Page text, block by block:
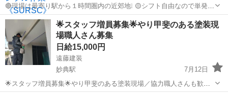
🔴現場は最寄り駅から１時間圏内の近郊地❕ 🟡シフト自由なので単発🆗
短期🆗ご自分の都合に合わせて週末だけでもＯＫ！ 🔴短期・長期どち
らも大歓迎！！ 🟡全額日払いやってます！ 🔴面接翌日から勤務可能
🟡未経験者でもでき...
千葉 市川市 南行徳駅 建築 スタッフ
🌟スタッフ増員募集🌟やり甲斐のある塗装現
場職人さん募集
日給15,000円
遠藤建装
妙典駅
7月12日
🌟スタッフ増員募集🌟やり甲斐のある塗装現場／協力職人さんも歓迎
市川・浦安エリアを中心に活動する遠藤建装では、 現場を一緒に支え